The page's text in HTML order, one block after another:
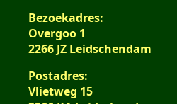
Bezoekadres:
Overgoo 1
2266 JZ Leidschendam
Postadres:
Vlietweg 15